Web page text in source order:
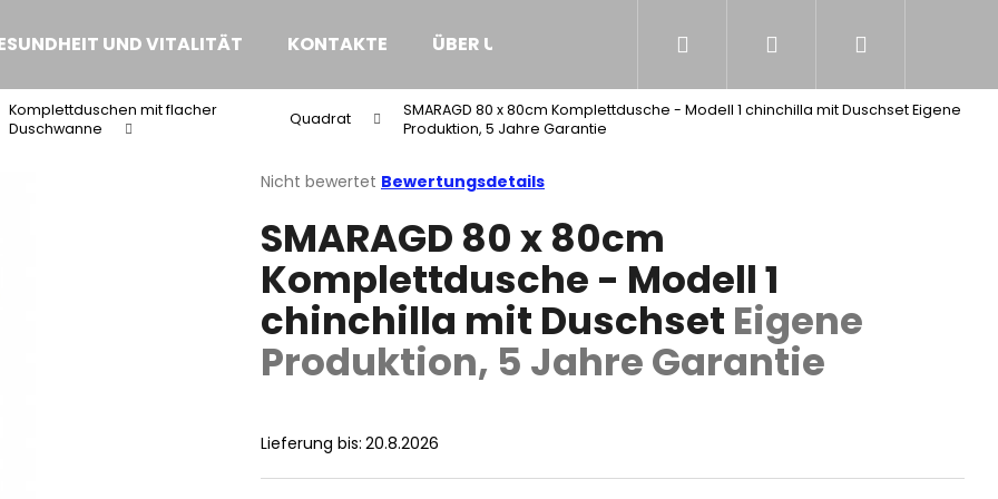
UND VITALITÄT KONTAKTE ÜBER UNS Suchen
Komplettduschen mit flacher
Duschwanne
Quadrat SMARAGD 80 x 80cm Komplettdusche - Modell 1 chinchilla mit DuschsetEigene
Produktion, 5 Jahre Garantie
Die
Produktbewertung
ist
0,0
von
5
Sternen.
Nicht bewertet Bewertungsdetails
SMARAGD 80 x 80cm
Komplettdusche - Modell 1
chinchilla mit Duschset Eigene
Produktion, 5 Jahre Garantie
Lieferung bis: 20.8.2026
Was suchen Sie?